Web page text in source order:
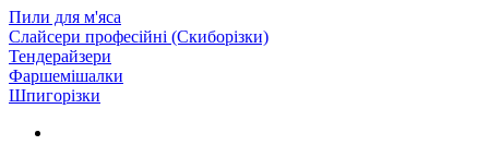
Пили для м'яса
Слайсери професійні (Скиборізки)
Тендерайзери
Фаршемішалки
Шпигорізки